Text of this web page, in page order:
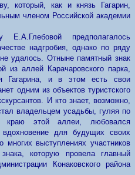
который, как и князь Гагарин,
членом Российской академии
предполагалось
надгробия, однако по ряду
удалось. Отныне памятный знак
из аллей Карачаровского парка,
Гагарина, и в этом есть свои
одним из объектов туристского
И кто знает, возможно,
владельцем усадьбы, гуляя по
краю этой аллеи, любо­вался
для будущих своих
выступлениях участников
которую провела главный
Конаковского района